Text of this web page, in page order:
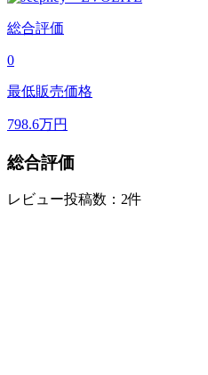
総合評価
0
最低販売価格
798.6万円
総合評価
レビュー投稿数：2件